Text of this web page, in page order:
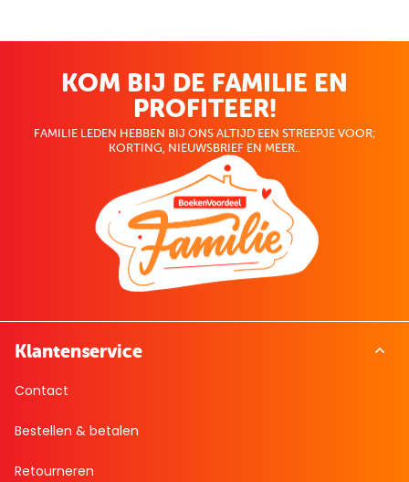
KOM BIJ DE FAMILIE EN
PROFITEER!
FAMILIE LEDEN HEBBEN BIJ ONS ALTIJD EEN STREEPJE VOOR;
KORTING, NIEUWSBRIEF EN MEER..
Klantenservice
Contact
Bestellen & betalen
Retourneren